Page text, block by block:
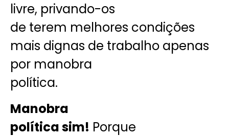
livre, privando-os
de terem melhores condições
mais dignas de trabalho apenas
por manobra
política.
Manobra
política sim! Porque